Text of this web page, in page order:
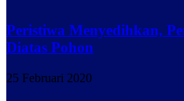
Peristiwa Menyedihkan,
Diatas Pohon
25 Februari 2020